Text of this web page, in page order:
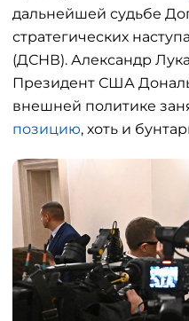
дальнейшей судьбе
стратегических
(ДСНВ). Александр
Президент США
внешней политике
позицию, хоть и